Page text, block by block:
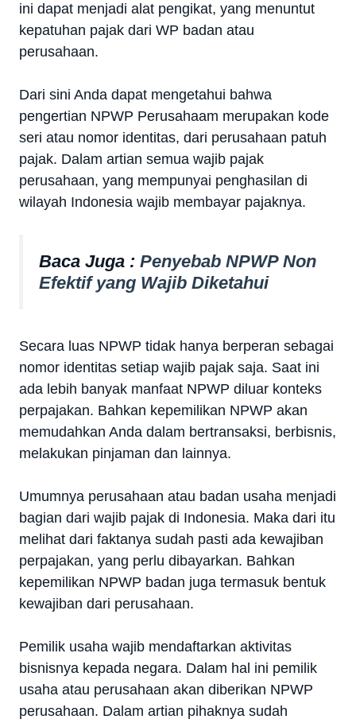
ini dapat menjadi alat pengikat, yang menuntut
kepatuhan pajak dari WP badan atau
perusahaan.
Dari sini Anda dapat mengetahui bahwa
pengertian NPWP Perusahaam merupakan kode
seri atau nomor identitas, dari perusahaan patuh
pajak. Dalam artian semua wajib pajak
perusahaan, yang mempunyai penghasilan di
wilayah Indonesia wajib membayar pajaknya.
Baca Juga : Penyebab NPWP Non
Efektif yang Wajib Diketahui
Secara luas NPWP tidak hanya berperan sebagai
nomor identitas setiap wajib pajak saja. Saat ini
ada lebih banyak manfaat NPWP diluar konteks
perpajakan. Bahkan kepemilikan NPWP akan
memudahkan Anda dalam bertransaksi, berbisnis,
melakukan pinjaman dan lainnya.
Umumnya perusahaan atau badan usaha menjadi
bagian dari wajib pajak di Indonesia. Maka dari itu
melihat dari faktanya sudah pasti ada kewajiban
perpajakan, yang perlu dibayarkan. Bahkan
kepemilikan NPWP badan juga termasuk bentuk
kewajiban dari perusahaan.
Pemilik usaha wajib mendaftarkan aktivitas
bisnisnya kepada negara. Dalam hal ini pemilik
usaha atau perusahaan akan diberikan NPWP
perusahaan. Dalam artian pihaknya sudah